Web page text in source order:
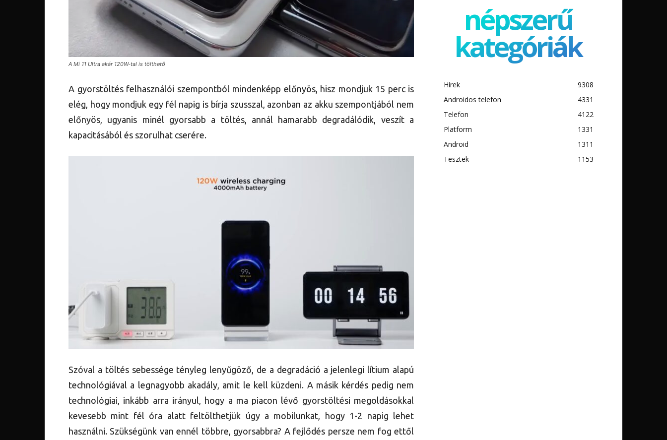
A Mi 11 Ultra akár 120W-tal is tölthető
A gyorstöltés felhasználói szempontból mindenképp előnyös, hisz mondjuk 15 perc is
elég, hogy mondjuk egy fél napig is bírja szusszal, azonban az akku szempontjából nem
előnyös, ugyanis minél gyorsabb a töltés, annál hamarabb degradálódik, veszít a
kapacitásából és szorulhat cserére.
Szóval a töltés sebessége tényleg lenyűgöző, de a degradáció a jelenlegi lítium alapú
technológiával a legnagyobb akadály, amit le kell küzdeni. A másik kérdés pedig nem
technológiai, inkább arra irányul, hogy a ma piacon lévő gyorstöltési megoldásokkal
kevesebb mint fél óra alatt feltölthetjük úgy a mobilunkat, hogy 1-2 napig lehet
használni. Szükségünk van ennél többre, gyorsabbra? A fejlődés persze nem fog ettől
népszerű
kategóriák
Hírek
9308
Androidos telefon
4331
Telefon
4122
Platform
1331
Android
1311
Tesztek
1153